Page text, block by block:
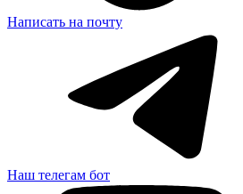
Написать на почту
Наш телегам бот